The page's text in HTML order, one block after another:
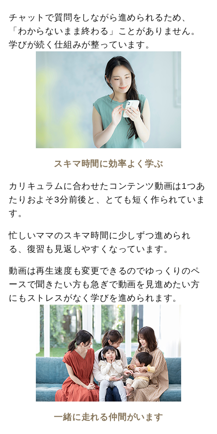
チャットで質問をしながら進められるため、
「わからないまま終わる」ことがありません。
学びが続く仕組みが整っています。
スキマ時間に効率よく学ぶ
カリキュラムに合わせたコンテンツ動画は1つあ
たりおよそ3分前後と、とても短く作られていま
す。
忙しいママのスキマ時間に少しずつ進められ
る、復習も見返しやすくなっています。
動画は再生速度も変更できるのでゆっくりのペ
ースで聞きたい方も急ぎで動画を見進めたい方
にもストレスがなく学びを進められます。
一緒に走れる仲間がいます